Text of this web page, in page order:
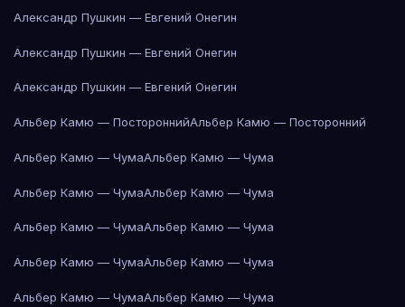
Александр Пушкин — Евгений Онегин
Александр Пушкин — Евгений Онегин
Александр Пушкин — Евгений Онегин
Альбер Камю — ПостороннийАльбер Камю — Посторонний
Альбер Камю — ЧумаАльбер Камю — Чума
Альбер Камю — ЧумаАльбер Камю — Чума
Альбер Камю — ЧумаАльбер Камю — Чума
Альбер Камю — ЧумаАльбер Камю — Чума
Альбер Камю — ЧумаАльбер Камю — Чума